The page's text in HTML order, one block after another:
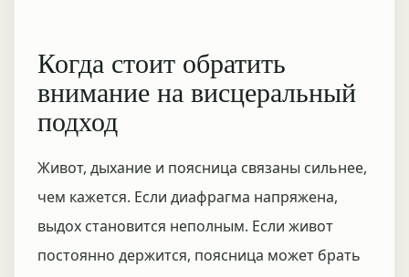
Когда стоит обратить
внимание на висцеральный
подход
Живот, дыхание и поясница связаны сильнее,
чем кажется. Если диафрагма напряжена,
выдох становится неполным. Если живот
постоянно держится, поясница может брать